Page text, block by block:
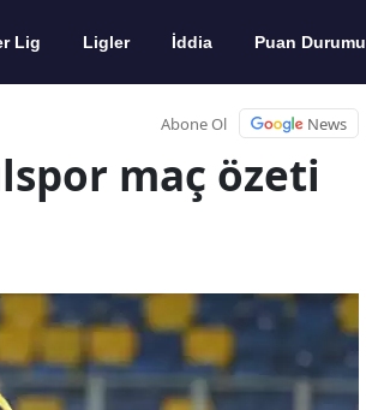
Lig Ligler İddia Puan Durumu
Abone Ol News
maç özeti